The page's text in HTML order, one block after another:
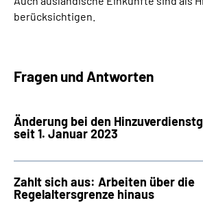
berücksichtigen.
Fragen und Antworten
Änderung bei den
seit 1. Januar 2023
Zahlt sich aus: Arbeiten über die
Regelaltersgrenze hinaus